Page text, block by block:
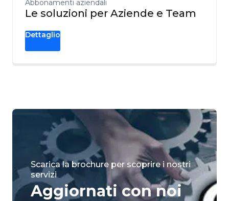
Abbonamenti aziendali
Le soluzioni per Aziende e Team
Dettaglio
Scarica la brochure per scoprire i nostri
servizi
Aggiornati con noi